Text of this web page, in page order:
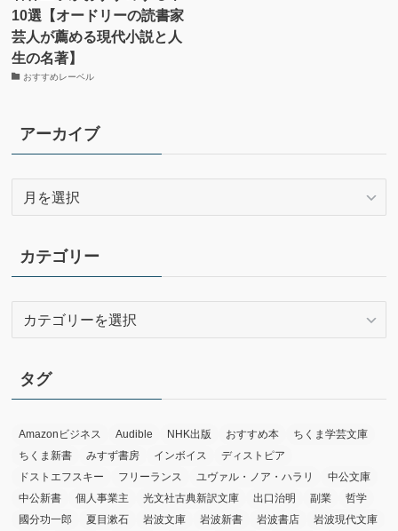
10選【オードリーの読書家
芸人が薦める現代小説と人
生の名著】
おすすめレーベル
アーカイブ
イ
ブ
カテゴリー
リ
ー
タグ
Amazonビジネス Audible NHK出版 おすすめ本
ちくま学芸文庫
ちくま新書
みすず書房 インボイス
ディストピア
ドストエフスキー
フリーランス ユヴァル・ノア・ハラリ
中公文庫
中公新書
個人事業主 光文社古典新訳文庫 出口治明 副業
哲学
國分功一郎
夏目漱石 岩波文庫 岩波新書 岩波書店 岩波現代文庫